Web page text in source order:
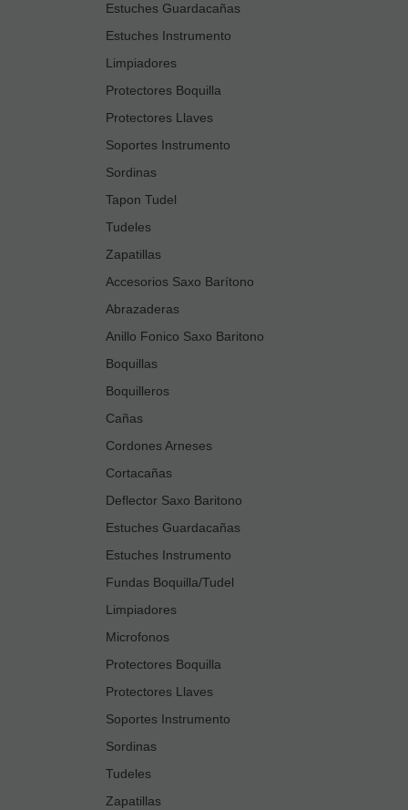
Estuches Guardacañas
Estuches Instrumento
Limpiadores
Protectores Boquilla
Protectores Llaves
Soportes Instrumento
Sordinas
Tapon Tudel
Tudeles
Zapatillas
Accesorios Saxo Barítono
Abrazaderas
Anillo Fonico Saxo Baritono
Boquillas
Boquilleros
Cañas
Cordones Arneses
Cortacañas
Deflector Saxo Baritono
Estuches Guardacañas
Estuches Instrumento
Fundas Boquilla/Tudel
Limpiadores
Microfonos
Protectores Boquilla
Protectores Llaves
Soportes Instrumento
Sordinas
Tudeles
Zapatillas